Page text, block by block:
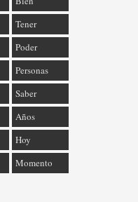
Tener
Poder
Personas
Saber
Años
Hoy
Momento